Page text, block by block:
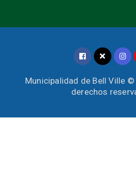
Municipalidad de Bell Ville
derechos